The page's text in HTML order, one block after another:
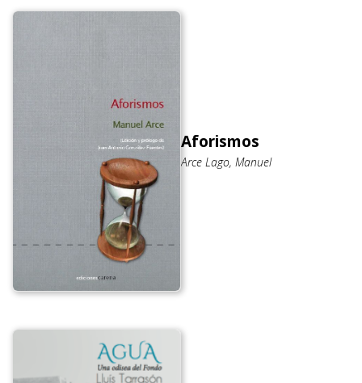
Aforismos
Arce Lago, Manuel